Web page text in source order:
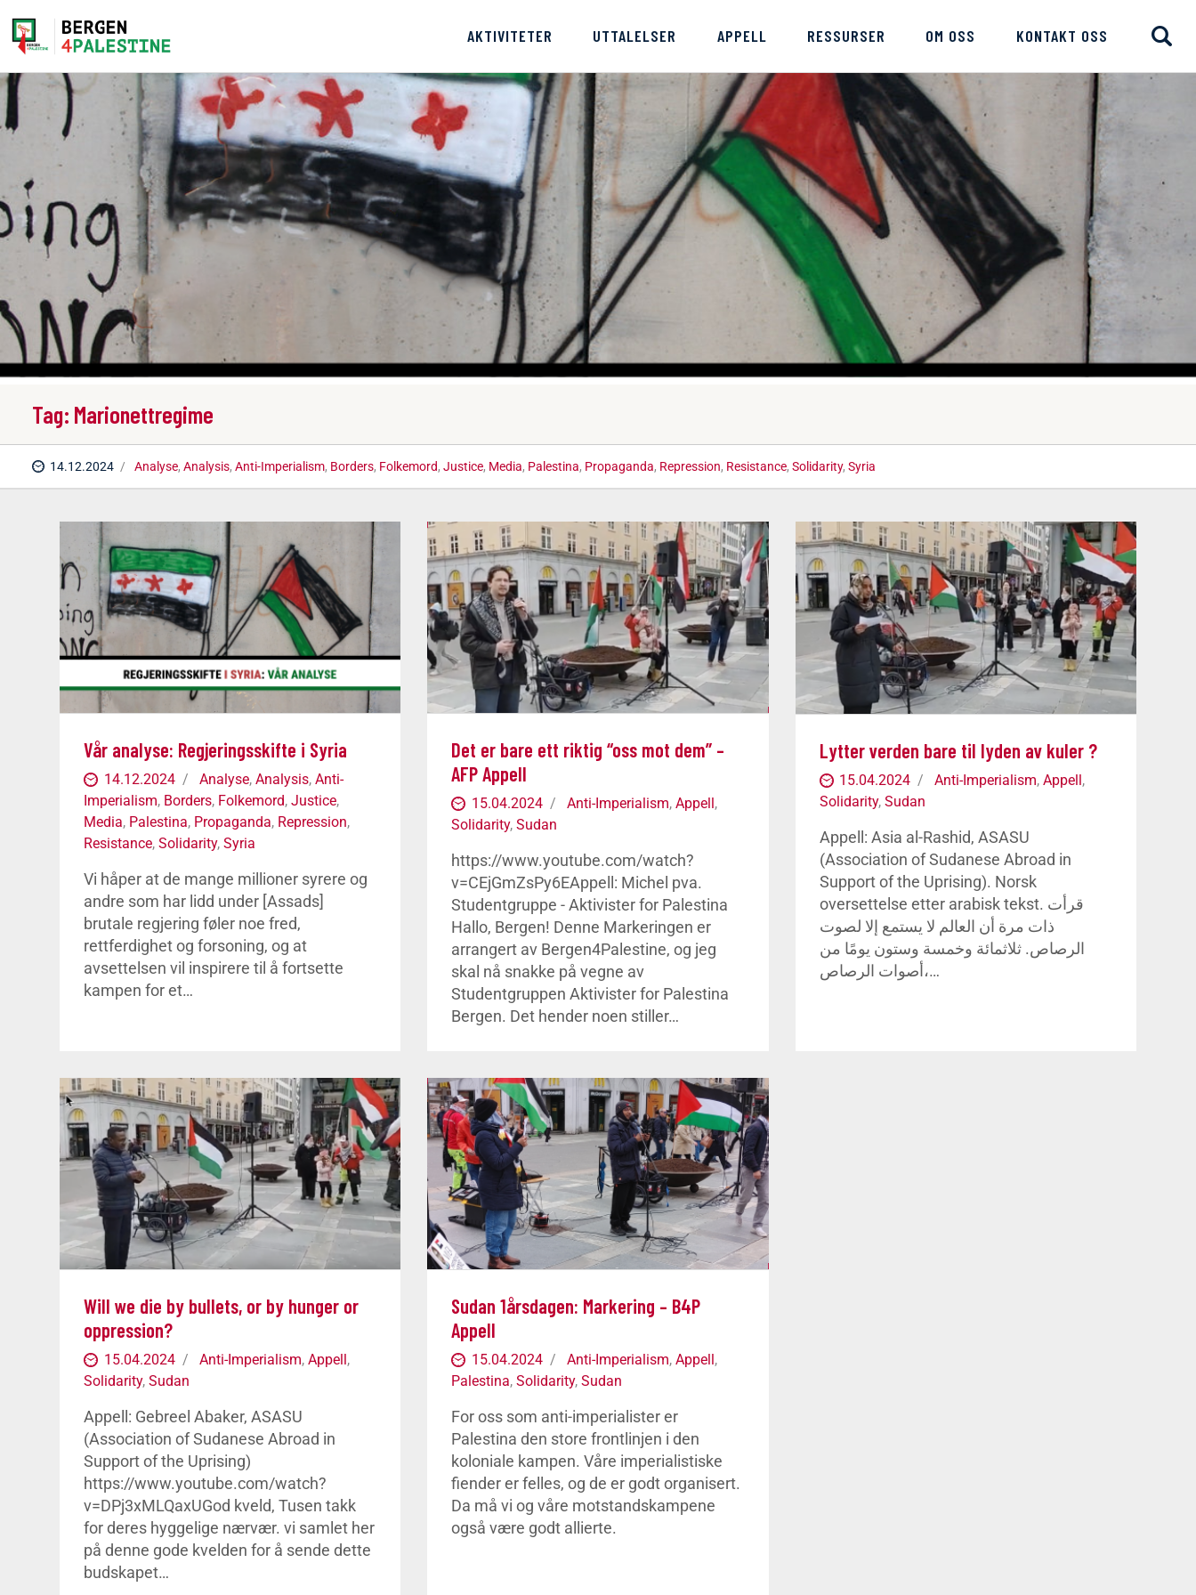
AKTIVITETER UTTALELSER APPELL RESSURSER OM OSS KONTAKT OSS
Tag: Marionettregime
14.12.2024 Analyse, Analysis, Anti-Imperialism, Borders, Folkemord, Justice, Media, Palestina, Propaganda, Repression, Resistance, Solidarity, Syria
Home
Aktiviteter
Bli med på laget!
Om oss
Kontakt oss
Vår analyse: Regjeringsskifte i Syria
14.12.2024 Analyse, Analysis, Anti-
Imperialism, Borders, Folkemord,Justice,
Media, Palestina, Propaganda, Repression,
Resistance,Solidarity,Syria
Vi håper at de mange millioner syrere og
andre som har lidd under [Assads]
brutale regjering føler noe fred,
rettferdighet og forsoning, og at
avsettelsen vil inspirere til å fortsette
kampen for et…
Det er bare ett riktig “oss mot dem” –
AFP Appell
15.04.2024 Anti-Imperialism, Appell ,
Solidarity,Sudan
https://www.youtube.com/watch?
v=CEjGmZsPy6EAppell: Michel pva.
Studentgruppe - Aktivister for Palestina
Hallo, Bergen! Denne Markeringen er
arrangert av Bergen4Palestine, og jeg
skal nå snakke på vegne av
Studentgruppen Aktivister for Palestina
Bergen. Det hender noen stiller…
Lytter verden bare til lyden av kuler ?
15.04.2024 Anti-Imperialism, Appell ,
Solidarity, Sudan
Appell: Asia al-Rashid, ASASU
(Association of Sudanese Abroad in
Support of the Uprising). Norsk
oversettelse etter arabisk tekst. قرأت
ذات مرة أن العالم لا يستمع إلا لصوت
الرصاص. ثلاثمائة وخمسة وستون يومًا من
أصوات الرصاص،…
Will we die by bullets, or by hunger or
oppression?
15.04.2024 Anti-Imperialism, Appell ,
Solidarity,Sudan
Appell: Gebreel Abaker, ASASU
(Association of Sudanese Abroad in
Support of the Uprising)
https://www.youtube.com/watch?
v=DPj3xMLQaxUGod kveld, Tusen takk
for deres hyggelige nærvær. vi samlet her
på denne gode kvelden for å sende dette
budskapet…
Sudan 1årsdagen: Markering – B4P
Appell
15.04.2024 Anti-Imperialism, Appell ,
Palestina,Solidarity,Sudan
For oss som anti-imperialister er
Palestina den store frontlinjen i den
koloniale kampen. Våre imperialistiske
fiender er felles, og de er godt organisert.
Da må vi og våre motstandskampene
også være godt allierte.